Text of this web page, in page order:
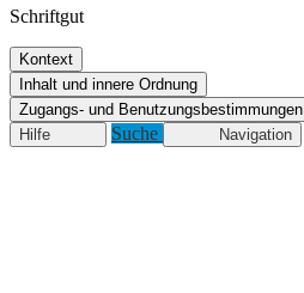
Schriftgut
Kontext
Inhalt und innere Ordnung
Zugangs- und Benutzungsbestimmungen
Hilfe
Suche Navigation